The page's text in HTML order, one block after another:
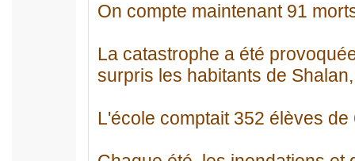
On compte maintenant 91
La catastrophe a été
surpris les habitants de
L'école comptait 352 élèves